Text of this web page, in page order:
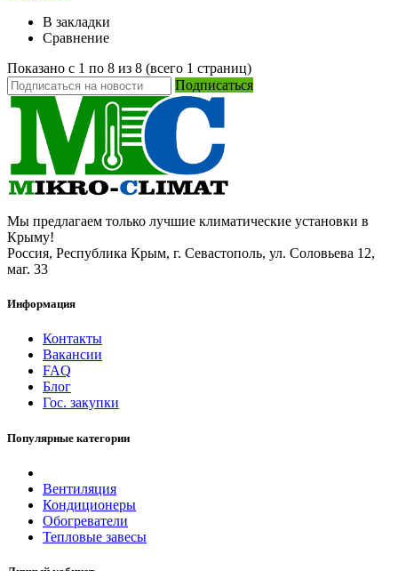
В закладки
Сравнение
Показано с 1 по 8 из 8 (всего 1 страниц)
Подписаться
Мы предлагаем только лучшие климатические установки в
Крыму!
Россия, Республика Крым, г. Севастополь, ул. Соловьева 12,
маг. 33
Информация
Контакты
Вакансии
FAQ
Блог
Гос. закупки
Популярные категории
Вентиляция
Кондиционеры
Обогреватели
Тепловые завесы